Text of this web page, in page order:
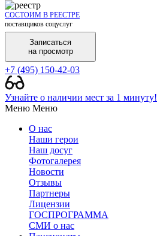
СОСТОИМ В РЕЕСТРЕ
поставщиков соцуслуг
Записаться
на просмотр
+7 (495) 150-42-03
Узнайте о наличии мест за 1 минуту!
Меню Меню
О нас
Наши герои
Наш досуг
Фотогалерея
Новости
Отзывы
Партнеры
Лицензии
ГОСПРОГРАММА
СМИ о нас